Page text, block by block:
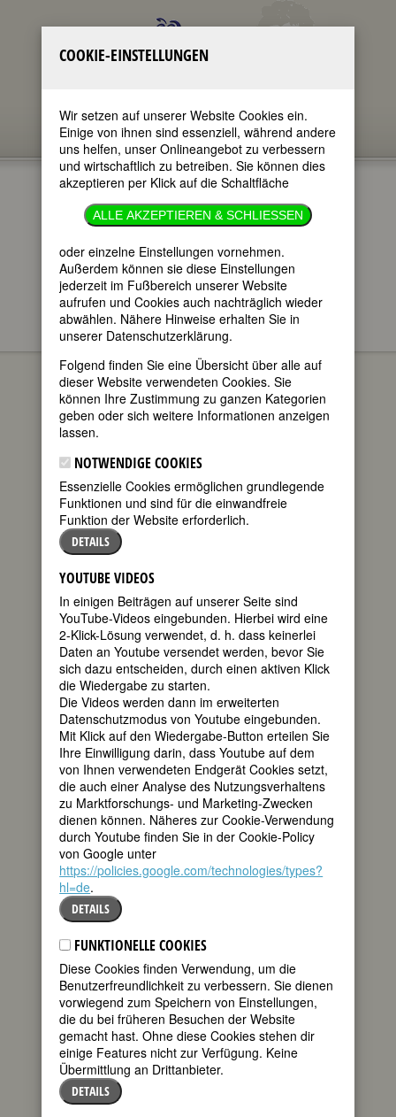
im ganzen Text
nur in Titeln
FEMBIO SPECIALS
FRAUEN AUS
HANNOVER
Emmy Danckwerts
FEMBIO SPECIAL: FRAUEN AUS
HANNOVER
EMMY DANCKWERTS
geboren am
27. Februar
1812 in
Plate/Lüchow
gestorben am
12. April 1865
in Hannover
deutsche
Krankenpflegerin und Apothekerin;
erste Oberin der Henriettenstiftung
Hannover
160. Todestag am 12. April 2025
Biografie•Zitate• Literatur & Quellen
BIOGRAFIE
Ende Februar 1860 begann Emmy
Danckwerts von Hannover aus eine
große Informationsreise, die sie bis in
Diakonissenhäuser kennen lernen. Im
November des Vorjahres war sie in ihr
Amt als erste Oberin der
Henriettenstiftung eingeführt worden.
Ein Komitee hatte sie ausgewählt, und in
einem persönlichen Gespräch
überzeugte sie auch Königin Marie und
König Georg V. Eine glücklichere Wahl
für das „erste evangelische der
Krankenpflege dienende
COOKIE-EINSTELLUNGEN
Wir setzen auf unserer Website Cookies ein.
Einige von ihnen sind essenziell, während andere
uns helfen, unser Onlineangebot zu verbessern
und wirtschaftlich zu betreiben. Sie können dies
akzeptieren per Klick auf die Schaltfläche
ALLE AKZEPTIEREN & SCHLIESSEN
oder einzelne Einstellungen vornehmen.
Außerdem können sie diese Einstellungen
jederzeit im Fußbereich unserer Website
aufrufen und Cookies auch nachträglich wieder
abwählen. Nähere Hinweise erhalten Sie in
unserer Datenschutzerklärung.
Folgend finden Sie eine Übersicht über alle auf
dieser Website verwendeten Cookies. Sie
können Ihre Zustimmung zu ganzen Kategorien
geben oder sich weitere Informationen anzeigen
lassen.
NOTWENDIGE COOKIES
Essenzielle Cookies ermöglichen grundlegende
Funktionen und sind für die einwandfreie
Funktion der Website erforderlich.
DETAILS
YOUTUBE VIDEOS
In einigen Beiträgen auf unserer Seite sind
YouTube-Videos eingebunden. Hierbei wird eine
2-Klick-Lösung verwendet, d. h. dass keinerlei
Daten an Youtube versendet werden, bevor Sie
sich dazu entscheiden, durch einen aktiven Klick
die Wiedergabe zu starten.
Die Videos werden dann im erweiterten
Datenschutzmodus von Youtube eingebunden.
Mit Klick auf den Wiedergabe-Button erteilen Sie
Ihre Einwilligung darin, dass Youtube auf dem
von Ihnen verwendeten Endgerät Cookies setzt,
die auch einer Analyse des Nutzungsverhaltens
zu Marktforschungs- und Marketing-Zwecken
dienen können. Näheres zur Cookie-Verwendung
durch Youtube finden Sie in der Cookie-Policy
von Google unter
https://policies.google.com/technologies/types?
hl=de.
DETAILS
FUNKTIONELLE COOKIES
Diese Cookies finden Verwendung, um die
Benutzerfreundlichkeit zu verbessern. Sie dienen
vorwiegend zum Speichern von Einstellungen,
die du bei früheren Besuchen der Website
gemacht hast. Ohne diese Cookies stehen dir
einige Features nicht zur Verfügung. Keine
Übermittlung an Drittanbieter.
DETAILS